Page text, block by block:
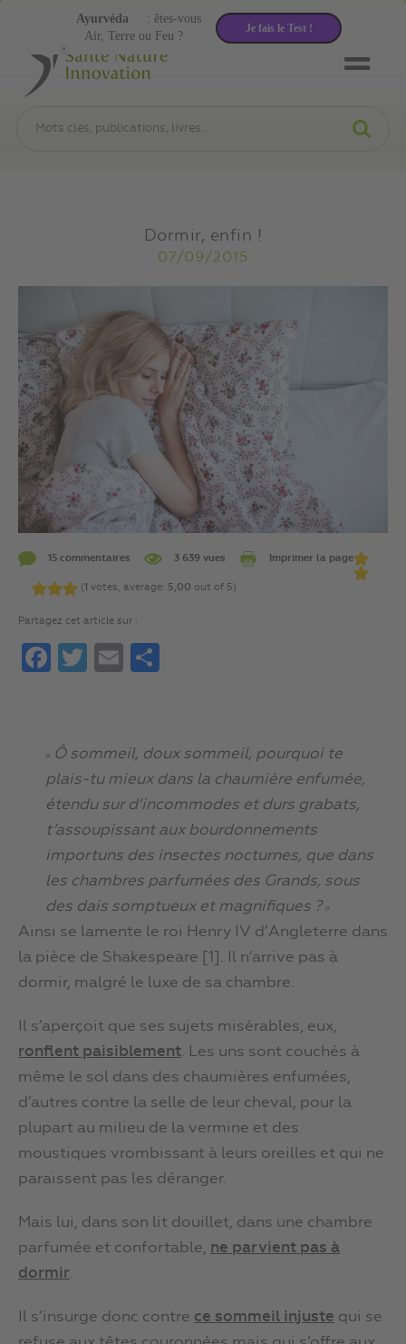
Dormir, enfin !
07/09/2015
15 commentaires 3 639 vues Imprimer la page
(1 votes, average: 5,00 out of 5)
Partagez cet article sur :
FacebookTwitterEmail
« Ô sommeil, doux sommeil, pourquoi te
plais-tu mieux dans la chaumière enfumée,
étendu sur d’incommodes et durs grabats,
t’assoupissant aux bourdonnements
importuns des insectes nocturnes, que dans
les chambres parfumées des Grands, sous
des dais somptueux et magnifiques ?»
Ainsi se lamente le roi Henry IV d’Angleterre dans
la pièce de Shakespeare [1]. Il n’arrive pas à
dormir, malgré le luxe de sa chambre.
Il s’aperçoit que ses sujets misérables, eux,
ronflent paisiblement. Les uns sont couchés à
même le sol dans des chaumières enfumées,
d’autres contre la selle de leur cheval, pour la
plupart au milieu de la vermine et des
moustiques vrombissant à leurs oreilles et qui ne
paraissent pas les déranger.
Mais lui, dans son lit douillet, dans une chambre
parfumée et confortable, ne parvient pas à
dormir.
Il s’insurge donc contre ce sommeil injuste qui se
Air, Terre ou Feu ?
Ayurvéda : êtes-vous
Je fais le Test !